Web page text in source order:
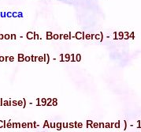
- Ch. Borel-Clerc) - 1934
Botrel) - 1910
- 1928
Auguste Renard ) -